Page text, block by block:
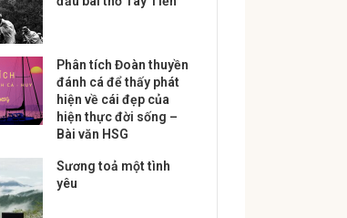
Phân tích Đoàn thuyền
đánh cá để thấy phát
hiện về cái đẹp của
hiện thực đời sống –
Bài văn HSG
Sương toả một tình
yêu